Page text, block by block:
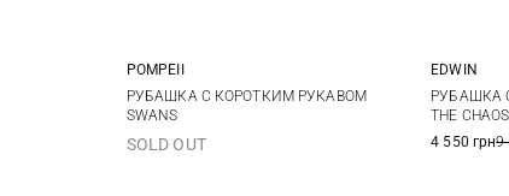
S M L
POMPEII
РУБАШКА С КОРОТКИМ РУКАВОМ
SWANS
SOLD OUT
XS
XL
EDWIN
РУБАШКА
THE
4 550 грн9